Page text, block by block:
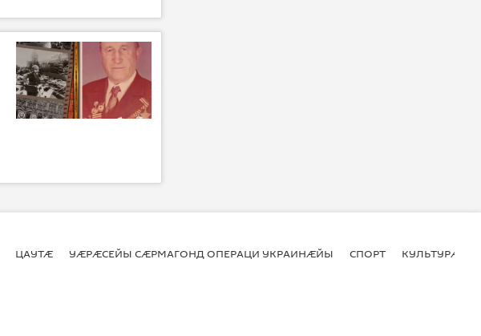
ЦАУТӔ УӔРӔСЕЙЫ СӔРМАГОНД ОПЕРАЦИ УКРАИНӔЙЫ СПОРТ КУЛЬТУРӔ